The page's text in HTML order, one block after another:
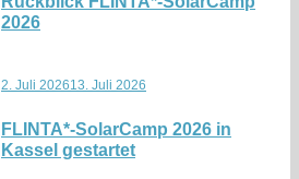
2026
2. Juli 202613. Juli 2026
FLINTA*-SolarCamp 2026 in
Kassel gestartet